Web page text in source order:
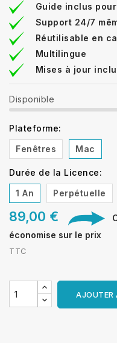
Guide inclus
Support 24/7
Réutilisable en
Multilingue
Mises à jour
Disponible
Plateforme:
Fenêtres
Mac
Durée de la Licence:
1 An
Perpétuelle
89,00 €
économise sur le prix
TTC
AJOUTER